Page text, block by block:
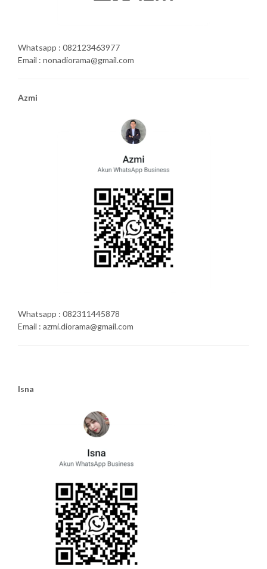
Whatsapp : 082123463977
Email : nonadiorama@gmail.com
Azmi
Whatsapp : 082311445878
Email : azmi.diorama@gmail.com
Isna